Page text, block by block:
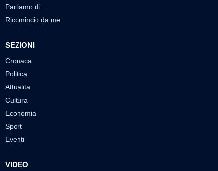
Parliamo di…
Ricomincio da me
SEZIONI
Cronaca
Politica
Attualità
Cultura
Economia
Sport
Eventi
VIDEO